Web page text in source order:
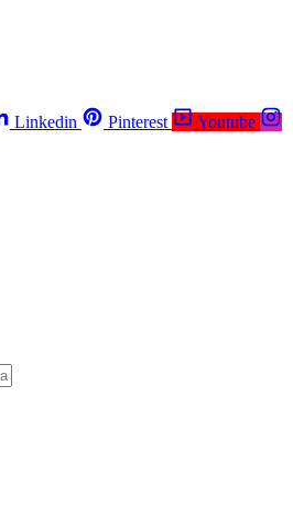
Linkedin Pinterest
Youtube